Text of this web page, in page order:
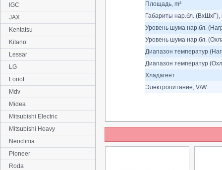
Площадь, m²
Габариты нар.бл. (ВхШхГ),
Уровень шума нар.бл.
Уровень шума нар.бл.
Диапазон температур
Диапазон температур
Хладагент
Электропитание, V/W
IGC
JAX
Kentatsu
Kitano
Lessar
LG
Loriot
Mdv
Midea
Mitsubishi Electric
Mitsubishi Heavy
Neoclima
Pioneer
Roda